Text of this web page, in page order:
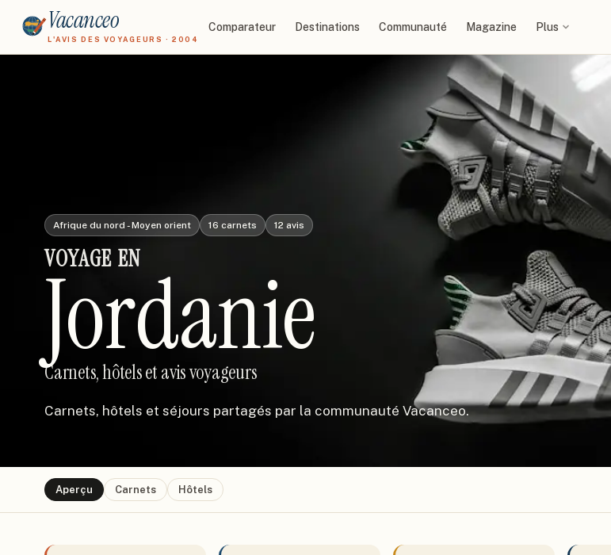
Vacanceo
L'AVIS DES VOYAGEURS · 2004
Comparateur Destinations Communauté Magazine Plus
Afrique du nord - Moyen orient 16 carnets 12 avis
VOYAGE EN
Jordanie
Carnets, hôtels et avis voyageurs
Carnets, hôtels et séjours partagés par la communauté Vacanceo.
Aperçu Carnets Hôtels